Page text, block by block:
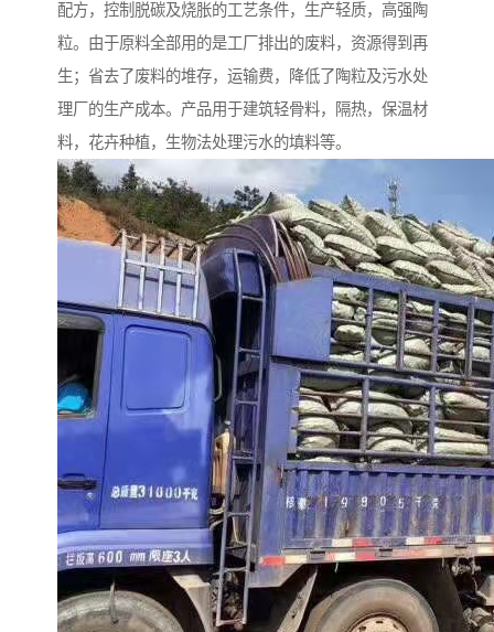
配方，控制脱碳及烧胀的工艺条件，生产轻质，高强陶
粒。由于原料全部用的是工厂排出的废料，资源得到再
生；省去了废料的堆存，运输费，降低了陶粒及污水处
理厂的生产成本。产品用于建筑轻骨料，隔热，保温材
料，花卉种植，生物法处理污水的填料等。